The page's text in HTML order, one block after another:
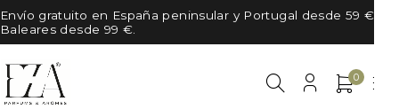
Envío gratuito en España peninsular y Portugal desde 59 €, en
Baleares desde 99 €.
0